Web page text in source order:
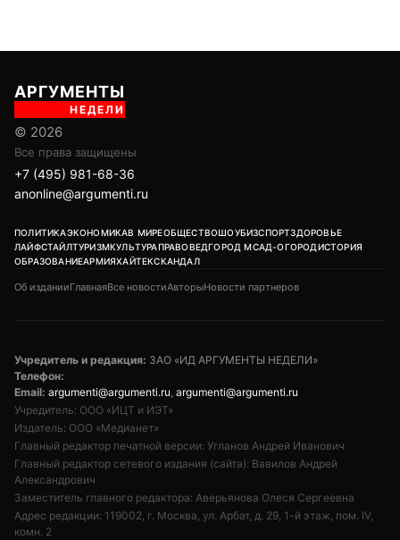
АРГУМЕНТЫ
НЕДЕЛИ
© 2026
Все права защищены
+7 (495) 981-68-36
anonline@argumenti.ru
ПОЛИТИКАЭКОНОМИКАВ МИРЕОБЩЕСТВОШОУБИЗСПОРТЗДОРОВЬЕ
ЛАЙФСТАЙЛТУРИЗМКУЛЬТУРАПРАВОВЕДГОРОД МСАД-ОГОРОДИСТОРИЯ
ОБРАЗОВАНИЕАРМИЯХАЙТЕКСКАНДАЛ
Об изданииГлавнаяВсе новостиАвторыНовости партнеров
Учредитель и редакция: ЗАО «ИД АРГУМЕНТЫ НЕДЕЛИ»
Телефон:
Email: argumenti@argumenti.ru argumenti@argumenti.ru
Учредитель: ООО «ИЦТ и ИЭТ»
Издатель: ООО «Медианет»
Главный редактор печатной версии: Угланов Андрей Иванович
Главный редактор сетевого издания (сайта): Вавилов Андрей
Александрович
Заместитель главного редактора: Аверьянова Олеся Сергеевна
Адрес редакции: 119002, г. Москва, ул. Арбат, д. 29, 1-й этаж, пом. IV,
комн. 2